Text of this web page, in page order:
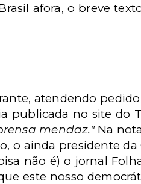
afora, o breve
atendendo
publicada no site do
mendaz."Na
o ainda presidente
não é) o jornal
este nosso